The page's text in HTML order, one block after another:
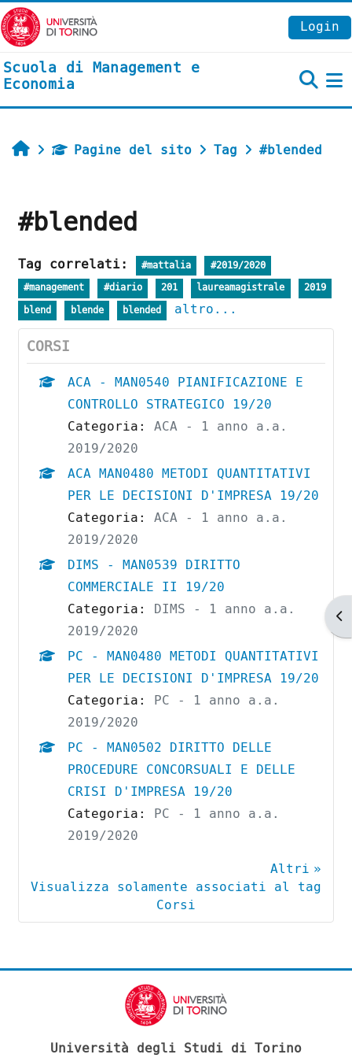
Vai al contenuto principale
Login
Scuola di Management e
Economia
HomePagine del sito Tag #blended
#blended
Tag correlati: #mattalia
#2019/2020
#management
#diario 201 laureamagistrale
2019
blend
blende blended altro...
CORSI
ACA - MAN0540 PIANIFICAZIONE E
CONTROLLO STRATEGICO 19/20
Categoria: ACA - 1 anno a.a.
2019/2020
ACA MAN0480 METODI QUANTITATIVI
PER LE DECISIONI D'IMPRESA 19/20
Categoria: ACA - 1 anno a.a.
2019/2020
DIMS - MAN0539 DIRITTO
COMMERCIALE II 19/20
Categoria: DIMS - 1 anno a.a.
2019/2020
PC - MAN0480 METODI QUANTITATIVI
PER LE DECISIONI D'IMPRESA 19/20
Categoria: PC - 1 anno a.a.
2019/2020
PC - MAN0502 DIRITTO DELLE
PROCEDURE CONCORSUALI E DELLE
CRISI D'IMPRESA 19/20
Categoria: PC - 1 anno a.a.
2019/2020
Altri
Visualizza solamente associati al tag
Corsi
Università degli Studi di Torino